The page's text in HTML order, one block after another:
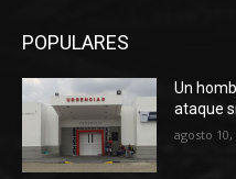
POPULARES
Un
ataque
agosto 10,